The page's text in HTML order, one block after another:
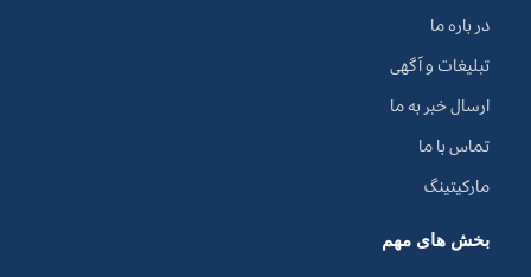
در باره ما
تبلیغات و آگهی
ارسال خبر به ما
تماس با ما
مارکیتینگ
بخش های مهم